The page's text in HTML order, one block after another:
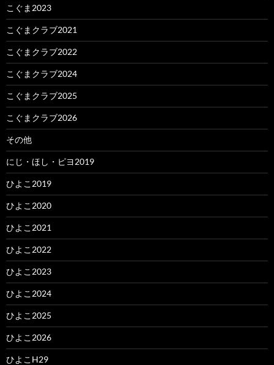
こぐま2023
こぐまクラブ2021
こぐまクラブ2022
こぐまクラブ2024
こぐまクラブ2025
こぐまクラブ2026
その他
にじ・ほし・ピヨ2019
ひよこ2019
ひよこ2020
ひよこ2021
ひよこ2022
ひよこ2023
ひよこ2024
ひよこ2025
ひよこ2026
ひよこH29